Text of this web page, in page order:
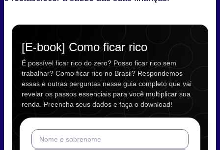
[E-book] Como ficar rico
É possível ficar rico do zero? Posso ficar rico sem
trabalhar? Como ficar rico no Brasil? Respondemos
essas e outras perguntas nesse guia completo que vai
revelar os passos essenciais para você multiplicar sua
renda. Preencha seus dados e faça o download!
Nome e sobrenome